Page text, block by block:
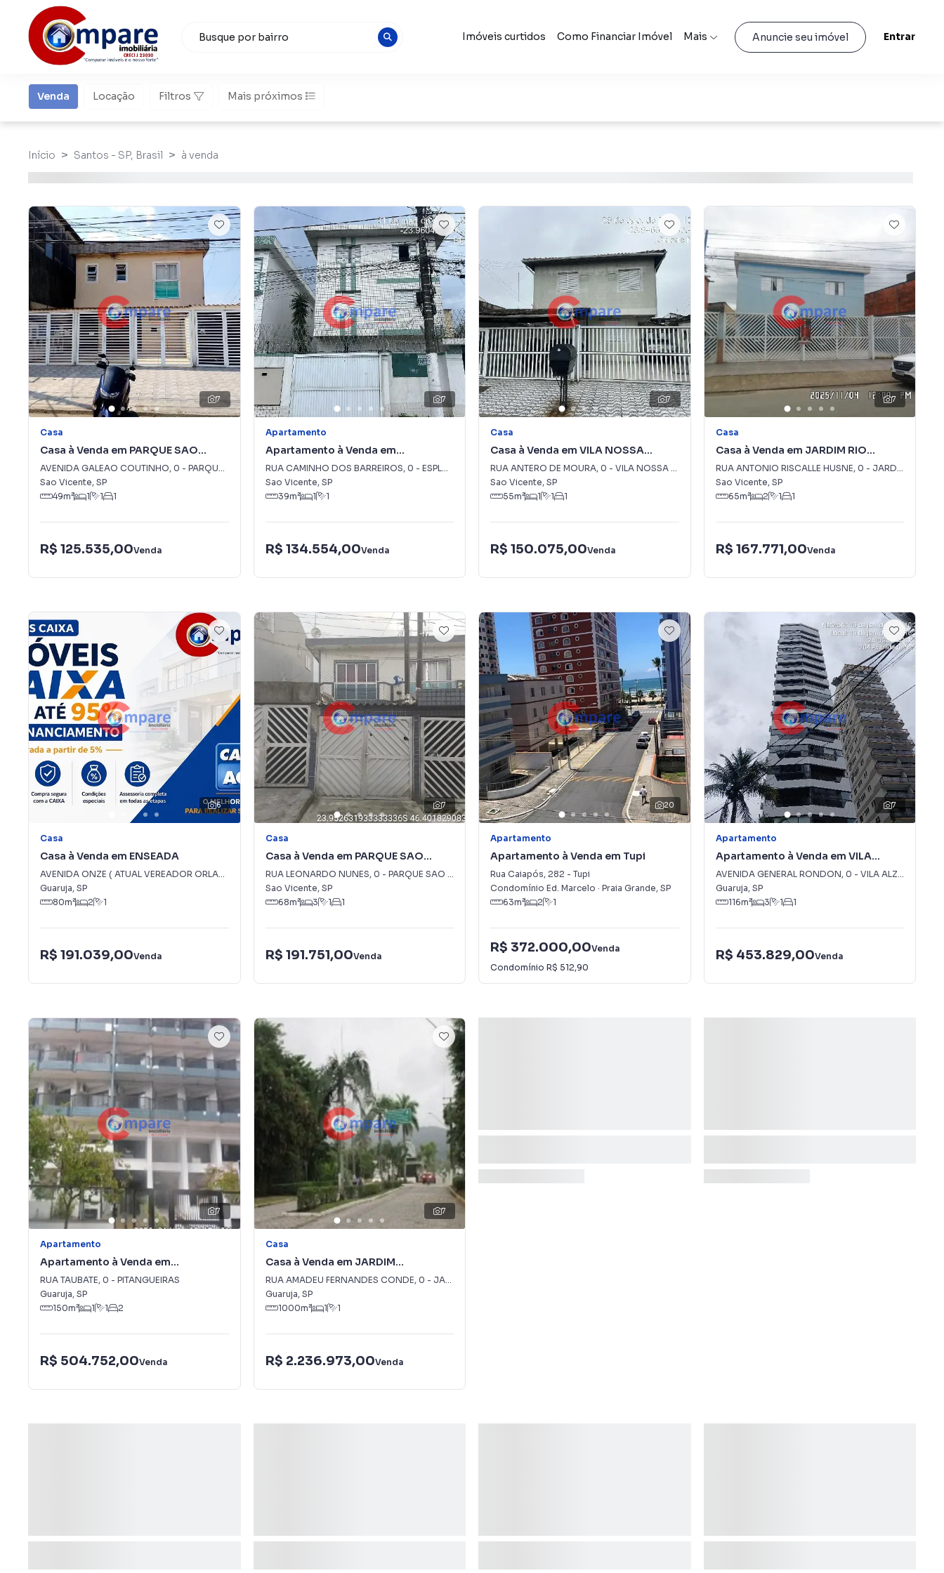
Imóveis curtidos Como Financiar Imóvel Mais Anuncie seu imóvel Entrar
Venda Locação Filtros Mais próximos
Início Santos - SP, Brasil à venda
7
Casa
Casa à Venda em PARQUE SAO
VICENTE
AVENIDA GALEAO COUTINHO, 0 - PARQUE SAO VICENTE
Sao Vicente, SP
49m² 1 1 1
R$ 125.535,00Venda
7
Apartamento
Apartamento à Venda em
ESPLANADA DOS BARREIROS
RUA CAMINHO DOS BARREIROS, 0 - ESPLANADA DOS BARREIROS
Sao Vicente, SP
39m² 1 1
R$ 134.554,00Venda
7
Casa
Casa à Venda em VILA NOSSA
SENHORA DE FATIMA
RUA ANTERO DE MOURA, 0 - VILA NOSSA SENHORA DE FATIMA
Sao Vicente, SP
55m² 1 1 1
R$ 150.075,00Venda
7
Casa
Casa à Venda em JARDIM RIO
BRANCO
RUA ANTONIO RISCALLE HUSNE, 0 - JARDIM RIO BRANCO
Sao Vicente, SP
65m² 2 1 1
R$ 167.771,00Venda
6
Casa
Casa à Venda em ENSEADA
AVENIDA ONZE ( ATUAL VEREADOR ORLANDO FALCAO ) , 0- ENSEADA
Guaruja, SP
80m² 2 1
R$ 191.039,00Venda
7
Casa
Casa à Venda em PARQUE SAO
VICENTE
RUA LEONARDO NUNES, 0 - PARQUE SAO VICENTE
Sao Vicente, SP
68m² 3 1 1
R$ 191.751,00Venda
20
Apartamento
Apartamento à Venda em Tupi
Rua Caiapós, 282 - Tupi
Condomínio Ed. Marcelo · Praia Grande, SP
63m² 2 1
R$ 372.000,00Venda
Condomínio R$ 512,90
7
Apartamento
Apartamento à Venda em VILA
ALZIRA
AVENIDA GENERAL RONDON, 0 - VILA ALZIRA
Guaruja, SP
116m² 3 1 1
R$ 453.829,00Venda
7
Apartamento
Apartamento à Venda em
PITANGUEIRAS
RUA TAUBATE, 0 - PITANGUEIRAS
Guaruja, SP
150m² 1 1 2
R$ 504.752,00Venda
7
Casa
Casa à Venda em JARDIM
ACAPULCO
RUA AMADEU FERNANDES CONDE, 0 - JARDIM ACAPULCO
Guaruja, SP
1000m² 1 1
R$ 2.236.973,00Venda